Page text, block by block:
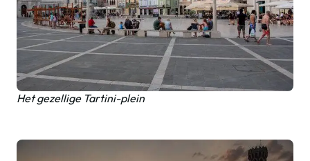
Het gezellige Tartini-plein